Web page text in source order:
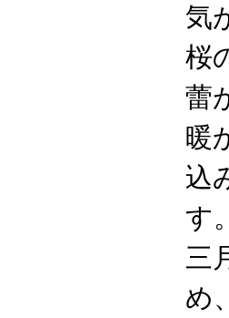
気
桜
蕾
暖
込
す
三
め